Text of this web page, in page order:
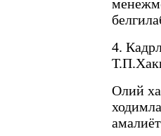
4.
Олий